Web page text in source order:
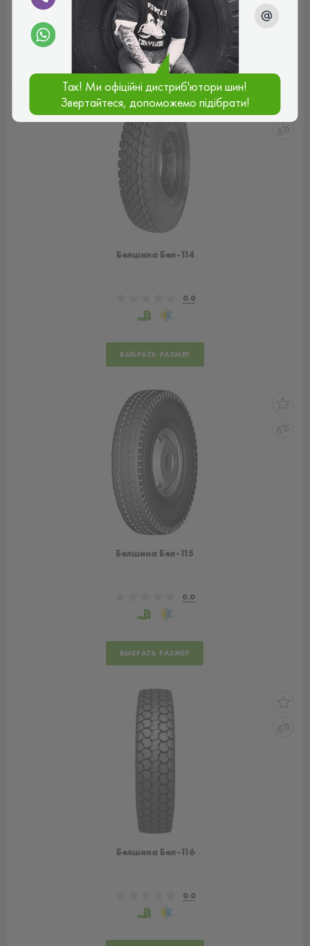
ВЫБРАТЬ РАЗМЕР
Белшина Бел-114
0.0
ВЫБРАТЬ РАЗМЕР
Белшина Бел-115
0.0
ВЫБРАТЬ РАЗМЕР
Белшина Бел-116
0.0
Так! Ми офіційні дистриб'ютори шин!
Звертайтеся, допоможемо підібрати!